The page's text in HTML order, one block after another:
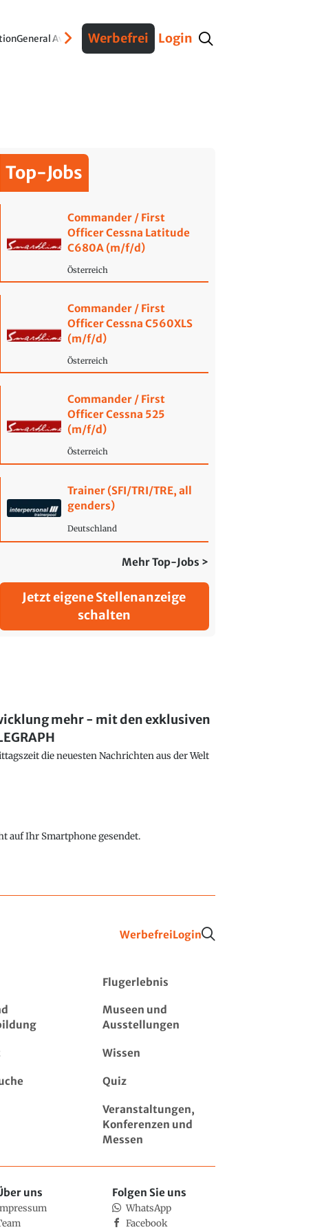
General AviationVerteidigungInterviews Fracht
Werbefrei Login
Top-Jobs
Commander / First
Officer Cessna Latitude
C680A (m/f/d)
Österreich
Commander / First
Officer Cessna C560XLS
(m/f/d)
Österreich
Commander / First
Officer Cessna 525
(m/f/d)
Österreich
Trainer (SFI/TRI/TRE, all
genders)
Deutschland
Mehr Top-Jobs >
Jetzt eigene Stellenanzeige
schalten
mehr - mit den exklusiven
die neuesten Nachrichten aus der Welt
auf Ihr Smartphone gesendet.
WerbefreiLogin
Flugerlebnis
Museen und
Ausstellungen
Wissen
Quiz
Veranstaltungen,
Konferenzen und
Messen
uns Folgen Sie uns
WhatsApp
Facebook